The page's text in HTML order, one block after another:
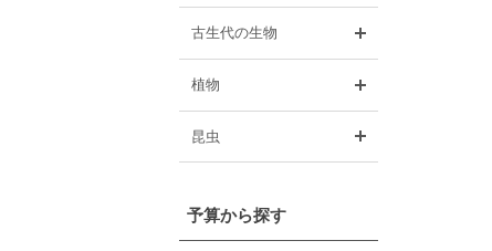
古生代の生物
植物
昆虫
予算から探す